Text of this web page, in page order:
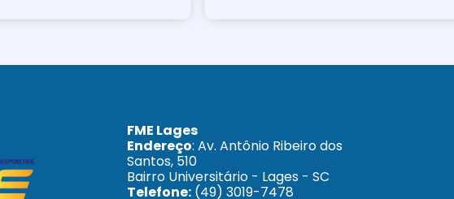
FME Lages
Endereço: Av. Antônio Ribeiro dos
Santos, 510
Bairro Universitário - Lages - SC
Telefone: (49) 3019-7478